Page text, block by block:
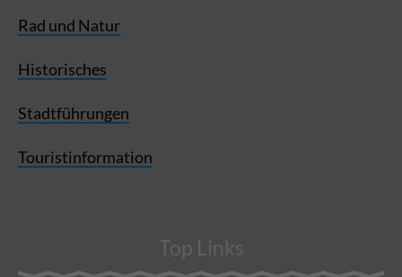
Rad und Natur
Historisches
Stadtführungen
Touristinformation
Top Links